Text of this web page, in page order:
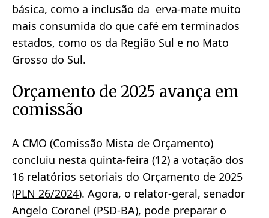
básica, como a inclusão da erva-mate muito
mais consumida do que café em terminados
estados, como os da Região Sul e no Mato
Grosso do Sul.
Orçamento de 2025 avança em
comissão
A CMO (Comissão Mista de Orçamento)
concluiu nesta quinta-feira (12) a votação dos
16 relatórios setoriais do Orçamento de 2025
(PLN 26/2024). Agora, o relator-geral, senador
Angelo Coronel (PSD-BA), pode preparar o